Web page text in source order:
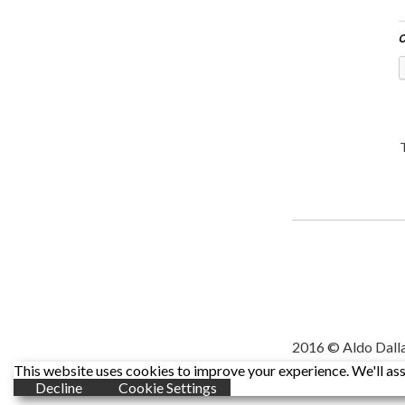
2016 © Aldo
This website uses cookies to improve your experience. We'll
Decline
Cookie Settings